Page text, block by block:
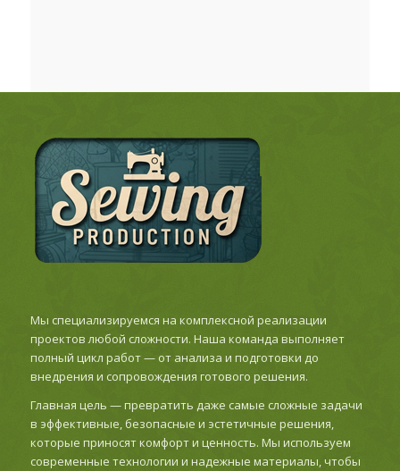
Мы специализируемся на комплексной реализации
проектов любой сложности. Наша команда выполняет
полный цикл работ — от анализа и подготовки до
внедрения и сопровождения готового решения.
Главная цель — превратить даже самые сложные задачи
в эффективные, безопасные и эстетичные решения,
которые приносят комфорт и ценность. Мы используем
современные технологии и надежные материалы, чтобы